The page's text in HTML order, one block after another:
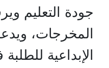
جودة التعليم
المخرجات،
الإبداعية